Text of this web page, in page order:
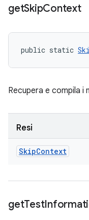
getSkipContext
public static
Recupera e compila i
Resi
SkipContext
getTest